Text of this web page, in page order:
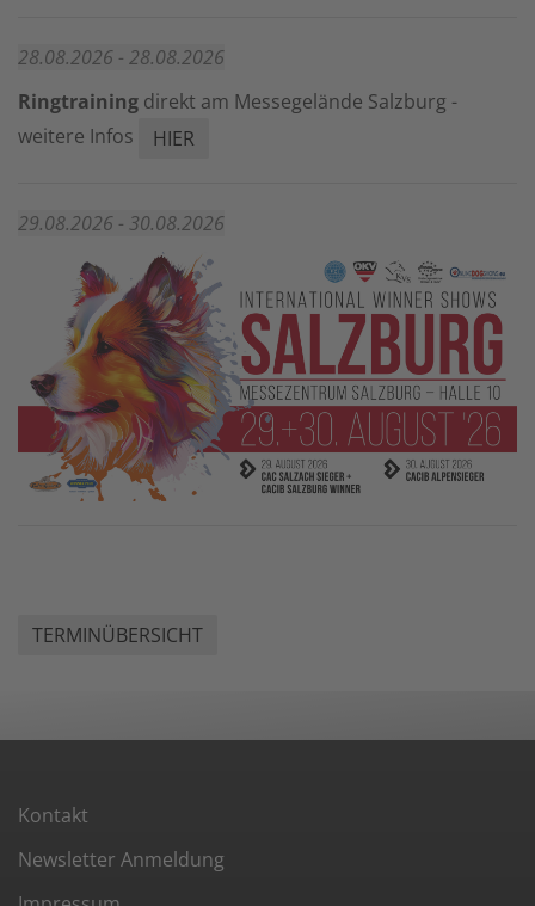
28.08.2026 - 28.08.2026
Ringtraining direkt am Messegelände Salzburg -
weitere Infos
HIER
29.08.2026 - 30.08.2026
TERMINÜBERSICHT
Kontakt
Newsletter Anmeldung